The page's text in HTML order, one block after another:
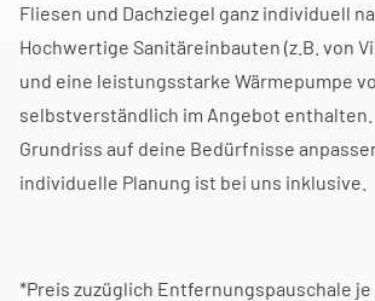
Fliesen und Dachziegel ganz individuell
Hochwertige Sanitäreinbauten (z.B. von
und eine leistungsstarke Wärmepumpe
selbstverständlich im Angebot enthalten.
Grundriss auf deine Bedürfnisse
individuelle Planung ist bei uns inklusive.
*Preis zuzüglich Entfernungspauschale je